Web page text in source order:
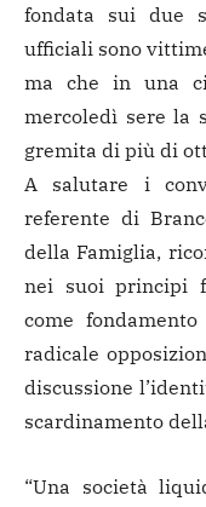
fondata sui due
ufficiali sono
ma che in una
mercoledì sere la
gremita di più di
A salutare i
referente di
della Famiglia,
nei suoi principi
come
radicale
discussione
scardinamento
“Una società